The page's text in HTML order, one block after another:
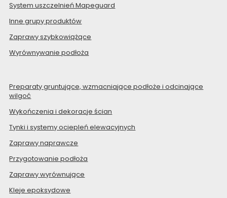
System uszczelnień Mapeguard
Inne grupy produktów
Zaprawy szybkowiążące
Wyrównywanie podłoża
Preparaty gruntujące, wzmacniające podłoże i odcinające
wilgoć
Wykończenia i dekoracje ścian
Tynki i systemy ociepleń elewacyjnych
Zaprawy naprawcze
Przygotowanie podłoża
Zaprawy wyrównujące
Kleje epoksydowe